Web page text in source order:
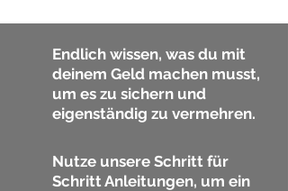
Endlich wissen, was du mit
deinem Geld machen musst,
um es zu sichern und
eigenständig zu vermehren.
Nutze unsere Schritt für
Schritt Anleitungen, um ein